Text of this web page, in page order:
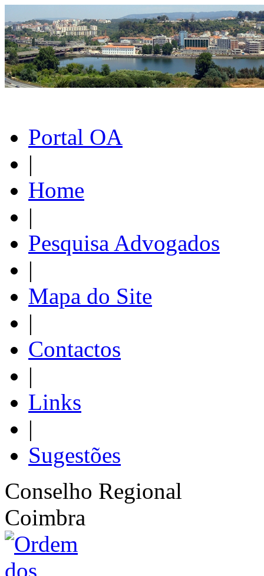
Portal OA
|
Home
|
Pesquisa Advogados
|
Mapa do Site
|
Contactos
|
Links
|
Sugestões
Conselho Regional
Coimbra